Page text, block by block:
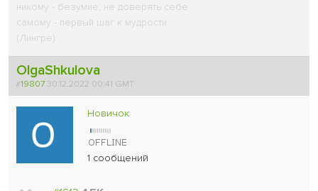
никому - безумие; не доверять себе
самому - первый шаг к мудрости.
(Лингре)
OlgaShkulova
#19807 30.12.2022 00:41 GMT
Новичок
1 сообщений